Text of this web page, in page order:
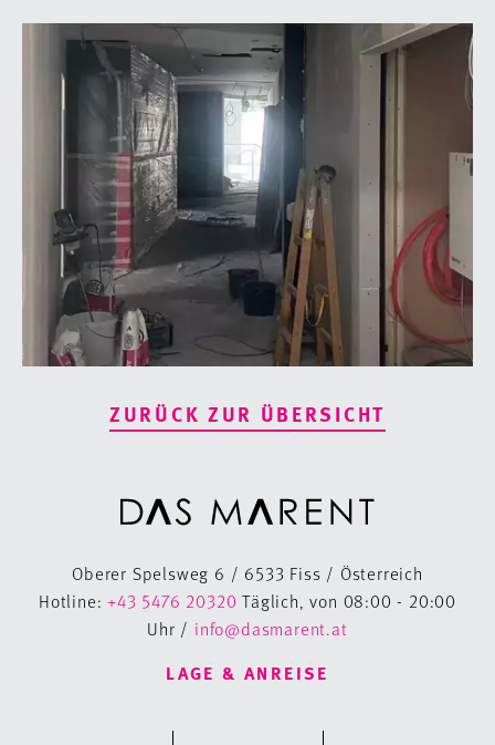
ZURÜCK ZUR ÜBERSICHT
Oberer Spelsweg 6 / 6533 Fiss / Österreich
Hotline:+43 5476 20320 Täglich, von 08:00 - 20:00
Uhr / info@dasmarent.at
LAGE & ANREISE